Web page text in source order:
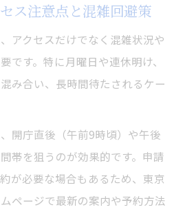
ス注意点と混雑回避策
アクセスだけでなく混雑状況や
です。特に月曜日や連休明け、
み合い、長時間待たされるケー
開庁直後（午前9時頃）や午後
帯を狙うのが効果的です。申請
が必要な場合もあるため、東京
ページで最新の案内や予約方法